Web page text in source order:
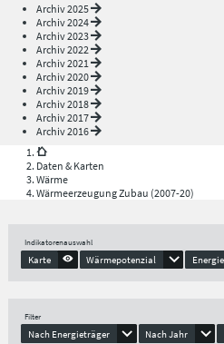
Archiv 2025
Archiv 2024
Archiv 2023
Archiv 2022
Archiv 2021
Archiv 2020
Archiv 2019
Archiv 2018
Archiv 2017
Archiv 2016
Daten & Karten
Wärme
Wärmeerzeugung Zubau (2007-20)
Indikatorenauswahl
Karte Wärmepotenzial
Filter
Nach Energieträger Nach Jahr